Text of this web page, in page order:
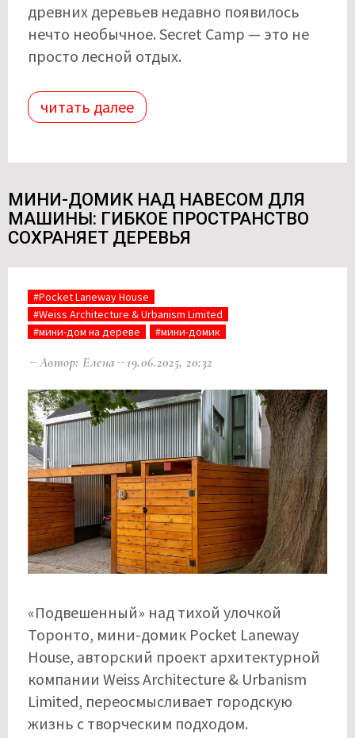
древних деревьев недавно появилось
нечто необычное. Secret Camp — это не
просто лесной отдых.
читать далее
МИНИ-ДОМИК НАД НАВЕСОМ ДЛЯ
МАШИНЫ: ГИБКОЕ ПРОСТРАНСТВО
СОХРАНЯЕТ ДЕРЕВЬЯ
#Pocket Laneway House
#Weiss Architecture & Urbanism Limited
#мини-дом на дереве
#мини-домик
Автор: Елена 19.06.2025, 20:32
«Подвешенный» над тихой улочкой
Торонто, мини-домик Pocket Laneway
House, авторский проект архитектурной
компании Weiss Architecture & Urbanism
Limited, переосмысливает городскую
жизнь с творческим подходом.